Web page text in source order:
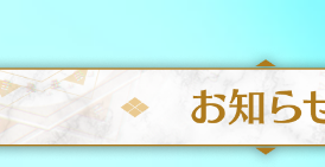
i
p
t
o
c